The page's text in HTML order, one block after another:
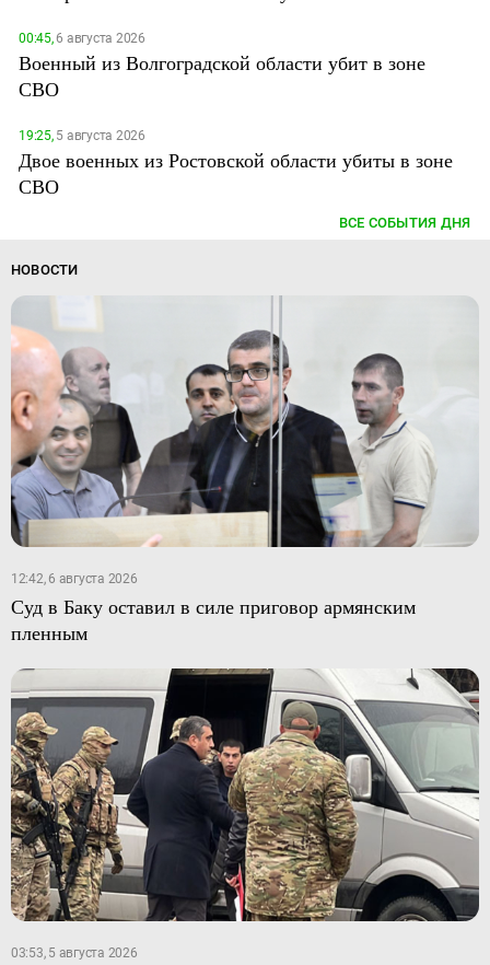
00:45,6 августа 2026
Военный из Волгоградской области убит в зоне
СВО
19:25,5 августа 2026
Двое военных из Ростовской области убиты в зоне
СВО
ВСЕ СОБЫТИЯ ДНЯ
НОВОСТИ
12:42, 6 августа 2026
Суд в Баку оставил в силе приговор армянским
пленным
03:53, 5 августа 2026